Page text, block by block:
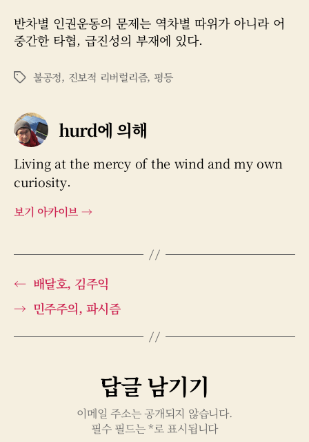
반차별 인권운동의 문제는 역차별 따위가 아니라 어
중간한 타협, 급진성의 부재에 있다.
태
불공정, 진보적 리버럴리즘, 평등
hurd에 의해
Living at the mercy of the wind and my own
curiosity.
보기 아카이브 →
← 배달호, 김주익
→ 민주주의, 파시즘
답글 남기기
이메일 주소는 공개되지 않습니다.
필수 필드는*로 표시됩니다